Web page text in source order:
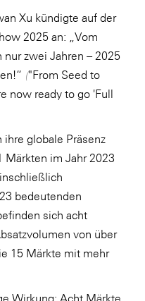
Xu kündigte auf der
2025 an: „Vom
zwei Jahren – 2025
("From Seed to
now ready to go 'Full
globale Präsenz
Märkten im Jahr 2023
bedeutenden
sich acht
von über
15 Märkte mit mehr
Wirkung: Acht Märkte